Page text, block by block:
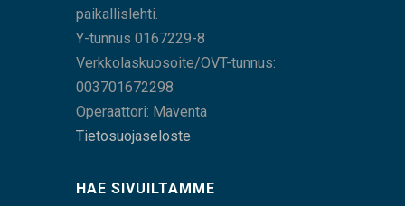
paikallislehti.
Y-tunnus 0167229-8
Verkkolaskuosoite/OVT-tunnus:
003701672298
Operaattori: Maventa
Tietosuojaseloste
HAE SIVUILTAMME